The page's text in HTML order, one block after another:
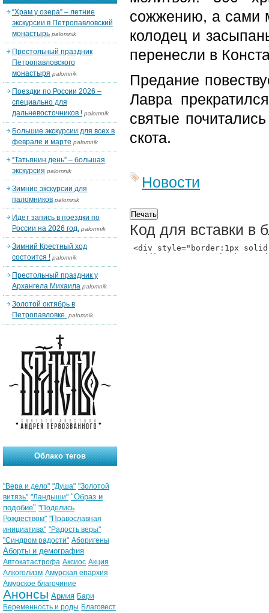
сожжению, а сами
колодец и
перенесли в
Предание
Лавра
святые
скота.
Новости
Код для вставки в
“Храм у озера” – летние
экскурсии в Петропавловский
монастырь palomnik
Престольный праздник
Петропавловского
монастыря palomnik
Поездки по России 2026 –
специально для
дальневосточников ! palomnik
Большие экскурсии для всех в
феврале и марте palomnik
“Татьянин день” – большая
экскурсия palomnik
Зимние экскурсии для
паломников palomnik
Идет запись в поездки по
России на 2026 год. palomnik
Зимний Крестный ход
состоится ! palomnik
Престольный праздник у
Архангела Михаила palomnik
Золотой октябрь в
Петропавловке. palomnik
Облако тегов
"Вера и дело" "Душа" "Золотой
витязь" "Ландыши" "Образ и
подобие" "Поделись
Рождеством" "Православная
инициатива" "Радость веры"
"Синдром радости" Аборигены
Аборты и демография
Автокатастрофа Аксиос Акция
Алкоголизм Амурская епархия
Амурское благочиние
Анонсы Армия Бари
Беременность и роды Благовест